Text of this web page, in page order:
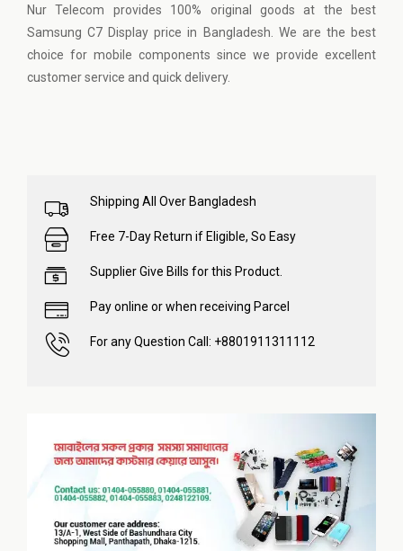
Nur Telecom provides 100% original goods at the best
Samsung C7 Display price in Bangladesh. We are the best
choice for mobile components since we provide excellent
customer service and quick delivery.
Shipping All Over Bangladesh
Free 7-Day Return if Eligible, So Easy
Supplier Give Bills for this Product.
Pay online or when receiving Parcel
For any Question Call: +8801911311112